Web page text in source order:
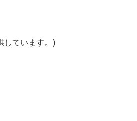
しています。)